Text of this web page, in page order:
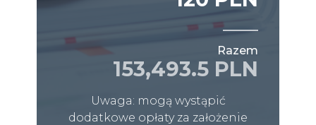
Razem
153,493.5 PLN
Uwaga: mogą wystąpić
dodatkowe opłaty za założenie